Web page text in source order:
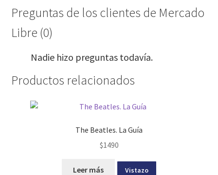
Preguntas de los clientes de Mercado
Libre (0)
Nadie hizo preguntas todavía.
Productos relacionados
The Beatles. La Guía
$1490
Leer más Vistazo